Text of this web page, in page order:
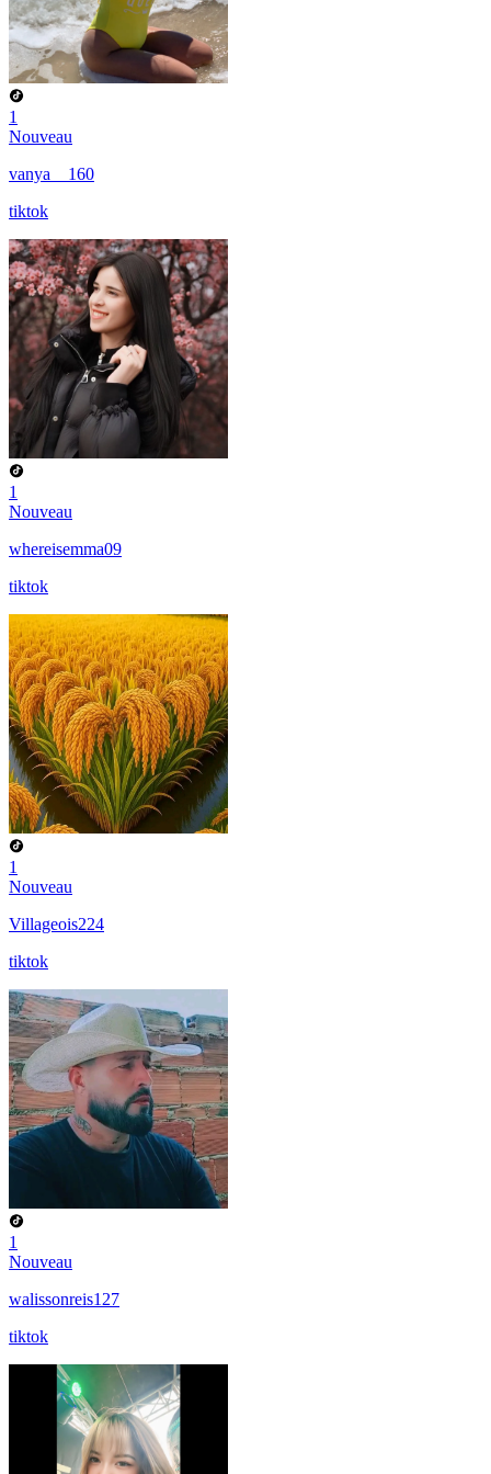
1
Nouveau
vanya__160
tiktok
1
Nouveau
whereisemma09
tiktok
1
Nouveau
Villageois224
tiktok
1
Nouveau
walissonreis127
tiktok